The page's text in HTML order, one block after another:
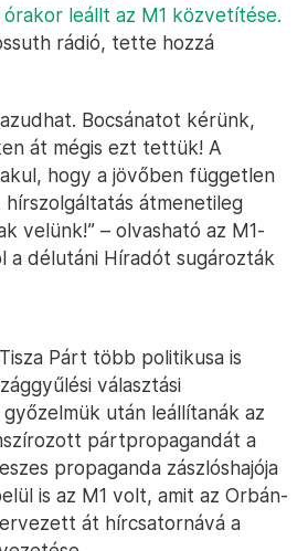
leállt az M1 közvetítése.
rádió, tette hozzá
Bocsánatot kérünk,
át mégis ezt tettük! A
hogy a jövőben független
átmenetileg
velünk!” – olvasható az M1-
a délutáni Híradót sugározták
Párt több politikusa is
választási
után leállítanák az
pártpropagandát a
propaganda zászlóshajója
is az M1 volt, amit az Orbán-
át hírcsatornává a